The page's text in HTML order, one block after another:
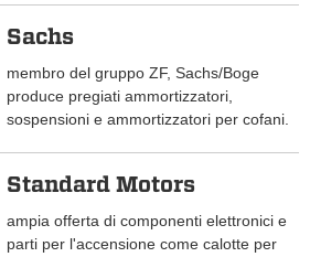
Sachs
membro del gruppo ZF, Sachs/Boge
produce pregiati ammortizzatori,
sospensioni e ammortizzatori per cofani.
Standard Motors
ampia offerta di componenti elettronici e
parti per l'accensione come calotte per